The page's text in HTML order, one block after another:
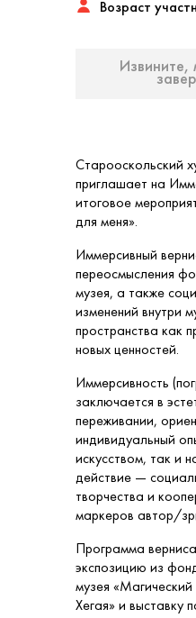
Возраст
Извините,
Старооскольский
приглашает на
итоговое
для меня».
Иммерсивный
переосмысления
музея, а также
изменений внутри
пространства как
новых ценностей.
Иммерсивность
заключается в
переживании,
индивидуальный
искусством, так и
действие —
творчества и
маркеров автор/
Программа
экспозицию из
музея
Хегая» и выставку